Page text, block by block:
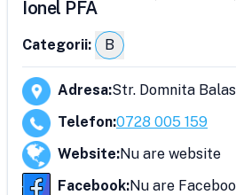
Ionel PFA
Categorii: B
Adresa:Str. Domnita
Telefon:0728 005 159
Website:Nu are website
Facebook:Nu are